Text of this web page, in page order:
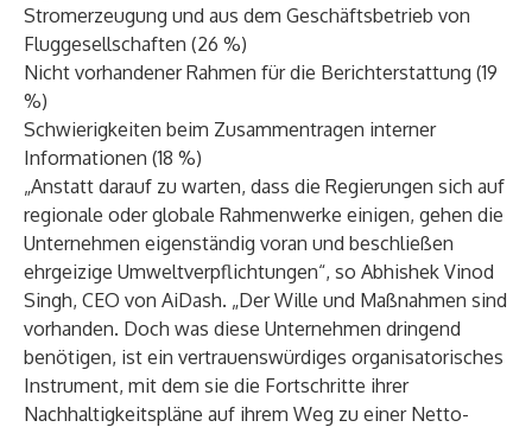
Stromerzeugung und aus dem Geschäftsbetrieb von
Fluggesellschaften (26 %)
Nicht vorhandener Rahmen für die Berichterstattung (19
%)
Schwierigkeiten beim Zusammentragen interner
Informationen (18 %)
„Anstatt darauf zu warten, dass die Regierungen sich auf
regionale oder globale Rahmenwerke einigen, gehen die
Unternehmen eigenständig voran und beschließen
ehrgeizige Umweltverpflichtungen“, so Abhishek Vinod
Singh, CEO von AiDash. „Der Wille und Maßnahmen sind
vorhanden. Doch was diese Unternehmen dringend
benötigen, ist ein vertrauenswürdiges organisatorisches
Instrument, mit dem sie die Fortschritte ihrer
Nachhaltigkeitspläne auf ihrem Weg zu einer Netto-